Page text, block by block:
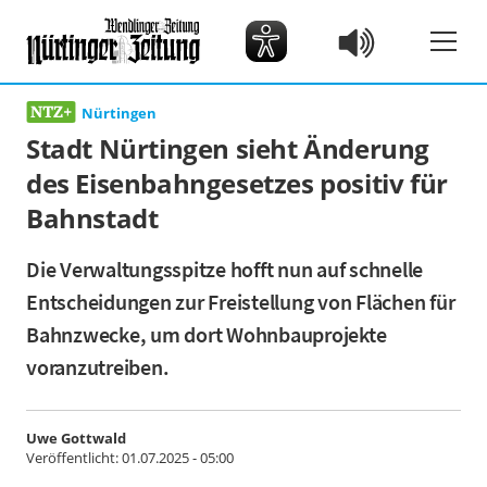
Nürtingen
Stadt Nürtingen sieht Änderung
des Eisenbahngesetzes positiv für
Bahnstadt
Die Verwaltungsspitze hofft nun auf schnelle
Entscheidungen zur Freistellung von Flächen für
Bahnzwecke, um dort Wohnbauprojekte
voranzutreiben.
Uwe Gottwald
Veröffentlicht:01.07.2025 - 05:00